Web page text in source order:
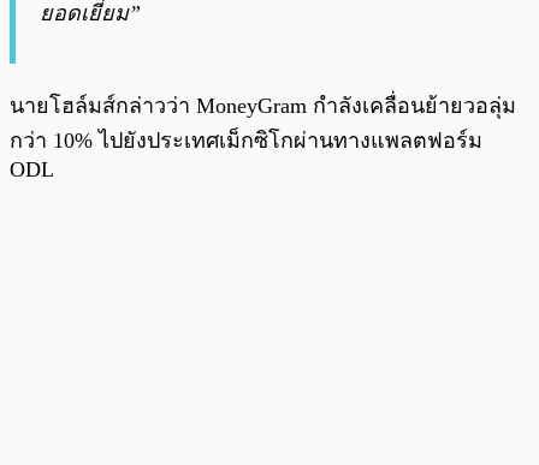
ยอดเยี่ยม”
นายโฮล์มส์กล่าวว่า MoneyGram กำลังเคลื่อนย้ายวอลุ่ม
กว่า 10% ไปยังประเทศเม็กซิโกผ่านทางแพลตฟอร์ม
ODL